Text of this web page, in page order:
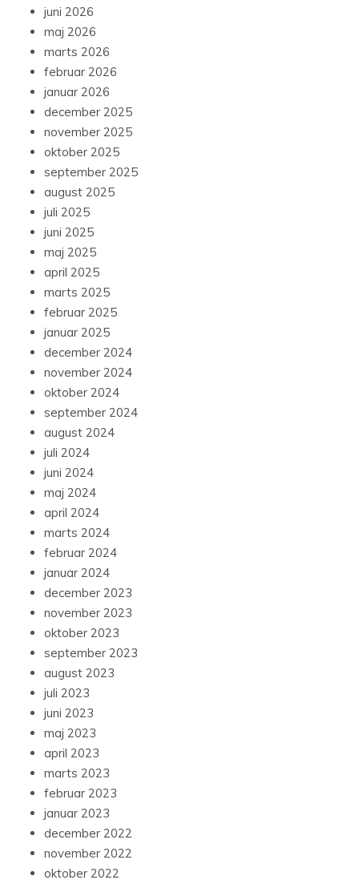
juni 2026
maj 2026
marts 2026
februar 2026
januar 2026
december 2025
november 2025
oktober 2025
september 2025
august 2025
juli 2025
juni 2025
maj 2025
april 2025
marts 2025
februar 2025
januar 2025
december 2024
november 2024
oktober 2024
september 2024
august 2024
juli 2024
juni 2024
maj 2024
april 2024
marts 2024
februar 2024
januar 2024
december 2023
november 2023
oktober 2023
september 2023
august 2023
juli 2023
juni 2023
maj 2023
april 2023
marts 2023
februar 2023
januar 2023
december 2022
november 2022
oktober 2022